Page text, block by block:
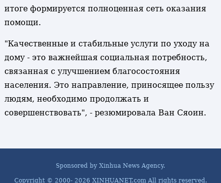
итоге формируется полноценная сеть оказания
помощи.
"Качественные и стабильные услуги по уходу на
дому - это важнейшая социальная потребность,
связанная с улучшением благосостояния
населения. Это направление, приносящее пользу
людям, необходимо продолжать и
совершенствовать", - резюмировала Ван Сяоин.
Sponsored by Xinhua News Agency.
Copyright © 2000- 2026 XINHUANET.com All rights reserved.